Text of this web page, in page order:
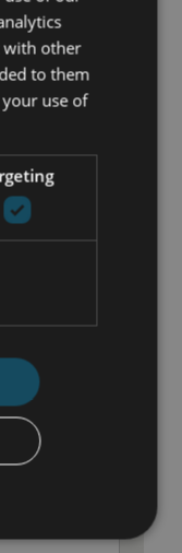
with other
to them
use of